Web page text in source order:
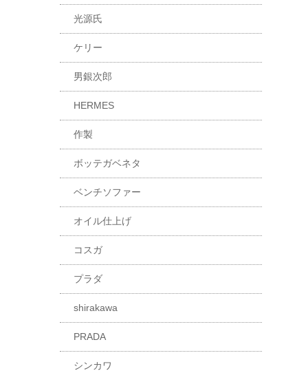
光源氏
ケリー
男銀次郎
HERMES
作製
ボッテガベネタ
ベンチソファー
オイル仕上げ
コスガ
プラダ
shirakawa
PRADA
シンカワ